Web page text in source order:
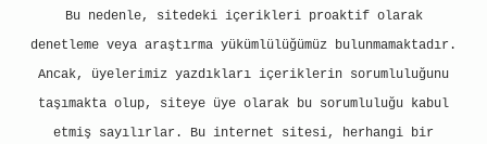
Bu nedenle, sitedeki içerikleri proaktif olarak
denetleme veya araştırma yükümlülüğümüz bulunmamaktadır.
Ancak, üyelerimiz yazdıkları içeriklerin sorumluluğunu
taşımakta olup, siteye üye olarak bu sorumluluğu kabul
etmiş sayılırlar. Bu internet sitesi, herhangi bir